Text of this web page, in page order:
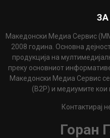
Македонски Медиа Сервис
2008 година. Основна
продукција на
преку основниот
Македонски Медиа Сервис
(B2P) и медиумите кои
Контактирај
Горан